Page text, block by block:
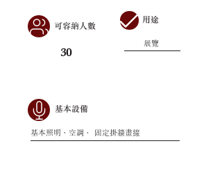
可容納人數
30
用途
展覽
基本設備
基本照明、空調、 固定掛牆畫線